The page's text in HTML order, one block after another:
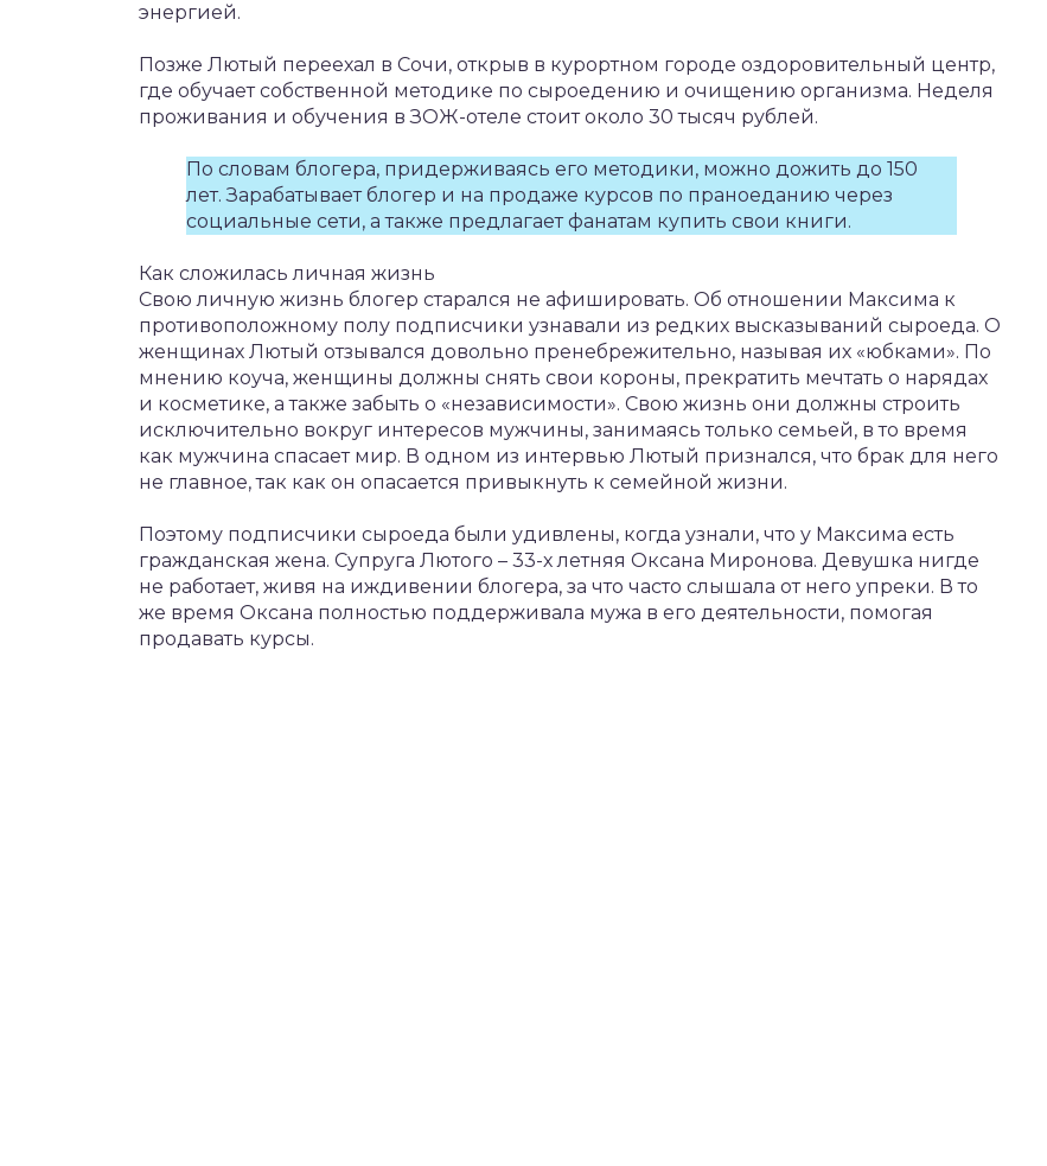
энергией.
Позже Лютый переехал в Сочи, открыв в курортном городе оздоровительный центр,
где обучает собственной методике по сыроедению и очищению организма. Неделя
проживания и обучения в ЗОЖ-отеле стоит около 30 тысяч рублей.
По словам блогера, придерживаясь его методики, можно дожить до 150
лет. Зарабатывает блогер и на продаже курсов по праноеданию через
социальные сети, а также предлагает фанатам купить свои книги.
Как сложилась личная жизнь
Свою личную жизнь блогер старался не афишировать. Об отношении Максима к
противоположному полу подписчики узнавали из редких высказываний сыроеда. О
женщинах Лютый отзывался довольно пренебрежительно, называя их «юбками». По
мнению коуча, женщины должны снять свои короны, прекратить мечтать о нарядах
и косметике, а также забыть о «независимости». Свою жизнь они должны строить
исключительно вокруг интересов мужчины, занимаясь только семьей, в то время
как мужчина спасает мир. В одном из интервью Лютый признался, что брак для него
не главное, так как он опасается привыкнуть к семейной жизни.
Поэтому подписчики сыроеда были удивлены, когда узнали, что у Максима есть
гражданская жена. Супруга Лютого – 33-х летняя Оксана Миронова. Девушка нигде
не работает, живя на иждивении блогера, за что часто слышала от него упреки. В то
же время Оксана полностью поддерживала мужа в его деятельности, помогая
продавать курсы.